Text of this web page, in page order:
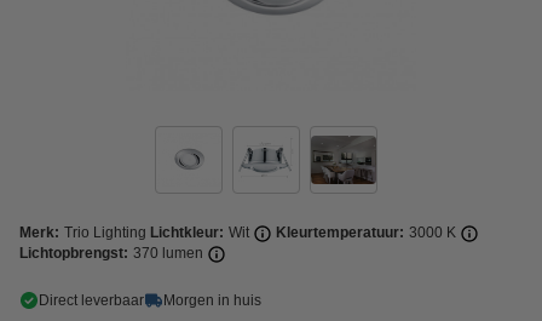
Merk: Trio Lighting Lichtkleur: Wit Kleurtemperatuur: 3000 K
Lichtopbrengst: 370 lumen
Direct leverbaar Morgen in huis